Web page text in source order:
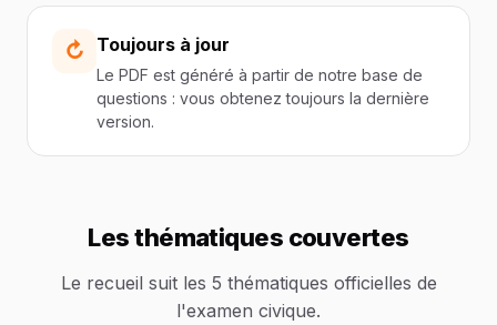
↻ Toujours à jour
Le PDF est généré à partir de notre base de
questions : vous obtenez toujours la dernière
version.
Les thématiques couvertes
Le recueil suit les 5 thématiques officielles de
l'examen civique.